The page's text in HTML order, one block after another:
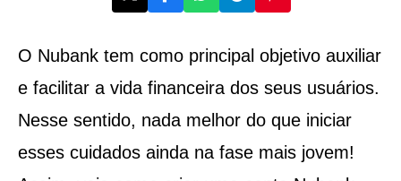
O Nubank tem como principal objetivo auxiliar
e facilitar a vida financeira dos seus usuários.
Nesse sentido, nada melhor do que iniciar
esses cuidados ainda na fase mais jovem!